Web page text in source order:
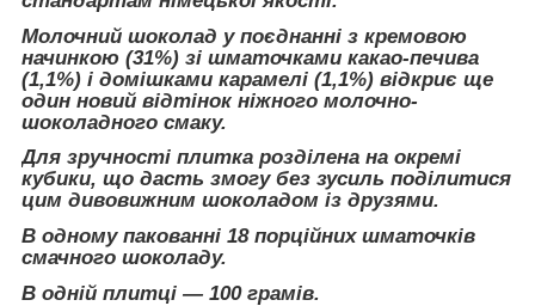
Молочний шоколад у поєднанні з кремовою
начинкою (31%) зі шматочками какао-печива
(1,1%) і домішками карамелі (1,1%) відкриє ще
один новий відтінок ніжного молочно-
шоколадного смаку.
Для зручності плитка розділена на окремі
кубики, що дасть змогу без зусиль поділитися
цим дивовижним шоколадом із друзями.
В одному пакованні 18 порційних шматочків
смачного шоколаду.
В одній плитці — 100 грамів.